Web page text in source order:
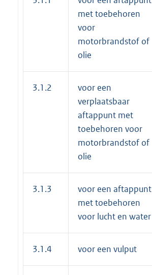
met toebehoren
voor
motorbrandstof of
olie
3.1.2
voor een
verplaatsbaar
aftappunt met
toebehoren voor
motorbrandstof of
olie
3.1.3
voor een aftappunt
met toebehoren
voor lucht en water
3.1.4 voor een vulput